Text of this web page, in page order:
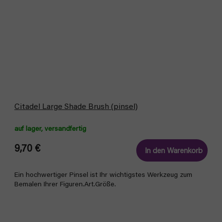
Citadel Large Shade Brush (pinsel)
auf lager, versandfertig
9,70 € In den Warenkorb
Ein hochwertiger Pinsel ist Ihr wichtigstes Werkzeug zum
Bemalen Ihrer Figuren.Art.Größe.